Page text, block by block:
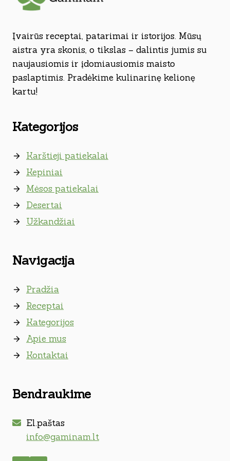
Įvairūs receptai, patarimai ir istorijos. Mūsų
aistra yra skonis, o tikslas – dalintis jumis su
naujausiomis ir įdomiausiomis maisto
paslaptimis. Pradėkime kulinarinę kelionę
kartu!
Kategorijos
Karštieji patiekalai
Kepiniai
Mėsos patiekalai
Desertai
Užkandžiai
Navigacija
Pradžia
Receptai
Kategorijos
Apie mus
Kontaktai
Bendraukime
El.paštas
info@gaminam.lt